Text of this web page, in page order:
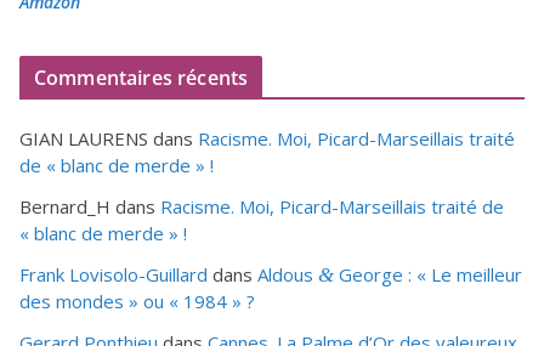
Commentaires récents
GIAN LAURENS dans Racisme. Moi, Picard-Marseillais traité
de « blanc de merde » !
Bernard_H dans Racisme. Moi, Picard-Marseillais traité de
« blanc de merde » !
Frank Lovisolo-Guillard dans Aldous & George : « Le meilleur
des mondes » ou « 1984 » ?